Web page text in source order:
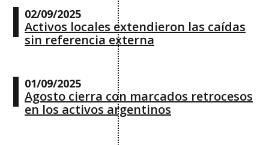
02/09/2025
Activos locales extendieron las caídas
sin referencia externa
01/09/2025
Agosto cierra con marcados retrocesos
en los activos argentinos